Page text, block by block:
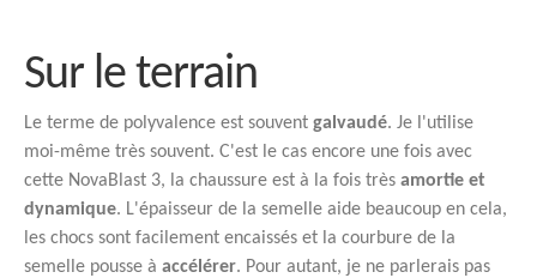
Sur le terrain
Le terme de polyvalence est souvent galvaudé. Je l'utilise
moi-même très souvent. C'est le cas encore une fois avec
cette NovaBlast 3, la chaussure est à la fois très amortie et
dynamique. L'épaisseur de la semelle aide beaucoup en cela,
les chocs sont facilement encaissés et la courbure de la
semelle pousse à accélérer. Pour autant, je ne parlerais pas